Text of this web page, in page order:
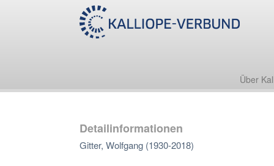
Über
Detailinformationen
Gitter, Wolfgang (1930-2018)